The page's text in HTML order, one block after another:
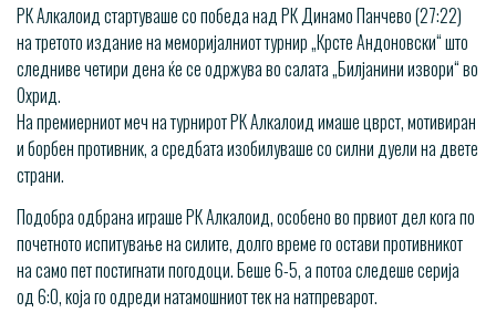
РК Алкалоид стартуваше со победа над РК Динамо Панчево (27:22)
на третото издание на меморијалниот турнир „Крсте Андоновски“ што
следниве четири дена ќе се одржува во салата „Билјанини извори“ во
Охрид.
На премиерниот меч на турнирот РК Алкалоид имаше цврст, мотивиран
и борбен противник, а средбата изобилуваше со силни дуели на двете
страни.
Подобра одбрана играше РК Алкалоид, особено во првиот дел кога по
почетното испитување на силите, долго време го остави противникот
на само пет постигнати погодоци. Беше 6-5, а потоа следеше серија
од 6:0, која го одреди натамошниот тек на натпреварот.